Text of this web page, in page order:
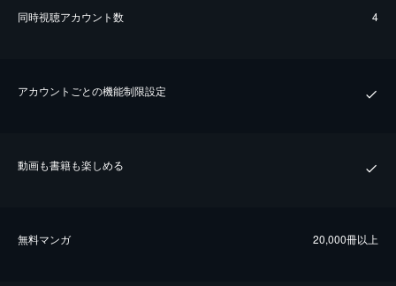
同時視聴アカウント数 4
アカウントごとの機能制限設定
動画も書籍も楽しめる
無料マンガ 20,000冊以上